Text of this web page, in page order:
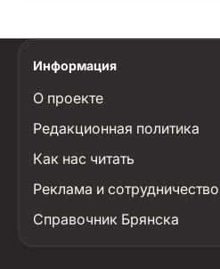
Информация
О проекте
Редакционная политика
Как нас читать
Реклама и сотрудничество
Справочник Брянска